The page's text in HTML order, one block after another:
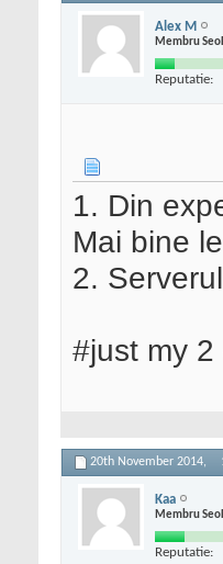
Alex M
Membru
Reputatie:
1. Din
Mai bine
2.
#just my
20th November 2014,
Kaa
Membru
Reputatie: